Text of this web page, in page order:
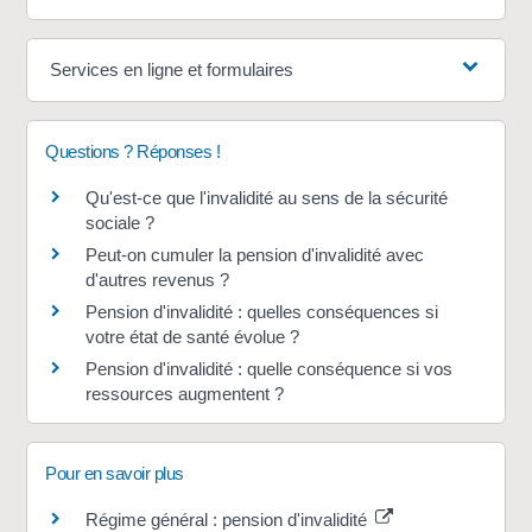
Services en ligne et formulaires
Questions ? Réponses !
Qu'est-ce que l'invalidité au sens de la sécurité
sociale ?
Peut-on cumuler la pension d'invalidité avec
d'autres revenus ?
Pension d'invalidité : quelles conséquences si
votre état de santé évolue ?
Pension d'invalidité : quelle conséquence si vos
ressources augmentent ?
Pour en savoir plus
Régime général : pension d'invalidité